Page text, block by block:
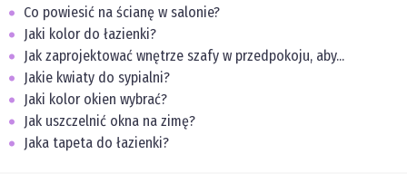
Co powiesić na ścianę w salonie?
Jaki kolor do łazienki?
Jak zaprojektować wnętrze szafy w przedpokoju, aby...
Jakie kwiaty do sypialni?
Jaki kolor okien wybrać?
Jak uszczelnić okna na zimę?
Jaka tapeta do łazienki?